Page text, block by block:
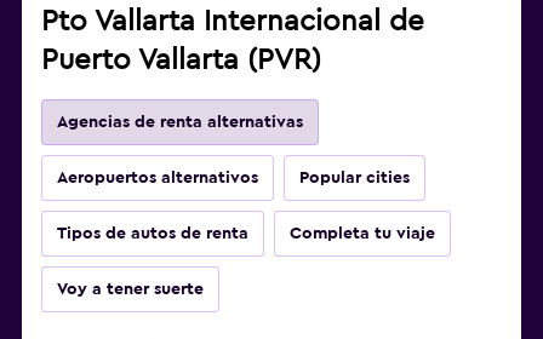
Pto Vallarta Internacional de
Puerto Vallarta (PVR)
Agencias de renta alternativas
Aeropuertos alternativos Popular cities
Tipos de autos de renta Completa tu viaje
Voy a tener suerte